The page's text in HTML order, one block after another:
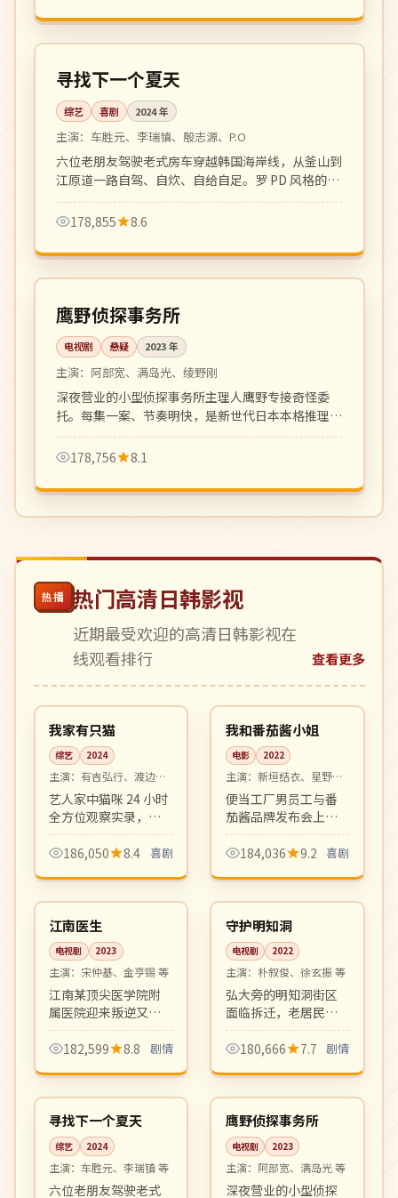
韩国
热播 更新至 8 期
寻找下一个夏天
综艺 喜剧 2024年
主演： 车胜元、李瑞镇、殷志源、P.O
六位老朋友驾驶老式房车穿越韩国海岸线，从釜山到
江原道一路自驾、自炊、自给自足。罗 PD 风格的治
愈系慢综艺。
178,855
8.6
日本
完结 全 12 集
鹰野侦探事务所
电视剧 悬疑 2023年
主演： 阿部宽、满岛光、绫野刚
深夜营业的小型侦探事务所主理人鹰野专接奇怪委
托。每集一案、节奏明快，是新世代日本本格推理剧
代表。
178,756
8.1
热播 热门高清日韩影视
近期最受欢迎的高清日韩影视在
线观看排行
查看更多
日本
热播 16:50
我家有只猫
综艺 2024
主演： 有吉弘行、渡边直
美 等
艺人家中猫咪 24 小时
全方位观察实录，配
合主持人犀利吐槽。
治愈又搞笑，宠物综
186,050 8.4 喜剧
日本
高分 99:53
我和番茄酱小姐
电影 2022
主演： 新垣结衣、星野源
等
便当工厂男员工与番
茄酱品牌发布会上
的"番茄酱小姐"之间
荒诞而温暖的相遇。
奏轻盈对白可爱。
184,036 9.2 喜剧
韩国
热播 16:07
江南医生
电视剧 2023
主演： 宋仲基、金亨锡 等
江南某顶尖医学院附
属医院迎来叛逆又天
才的胸外科主治医
师，从医疗事故、医
剧情节奏紧凑，台词
犀利。
182,599 8.8 剧情
韩国
完结 16:21
守护明知洞
电视剧 2022
主演： 朴叙俊、徐玄振 等
弘大旁的明知洞街区
面临拆迁，老居民与
新一代年轻人共同守
护社区记忆。城市变
剧，温情厚重。
180,666 7.7 剧情
韩国
热播 08:58
寻找下一个夏天
综艺 2024
主演： 车胜元、李瑞镇 等
六位老朋友驾驶老式
日本
完结 12:00
鹰野侦探事务所
电视剧 2023
主演： 阿部宽、满岛光 等
深夜营业的小型侦探